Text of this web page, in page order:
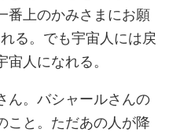
番上のかみさまにお願
る。でも宇宙人には戻
人になれる。
ん。バシャールさんの
こと。ただあの人が降